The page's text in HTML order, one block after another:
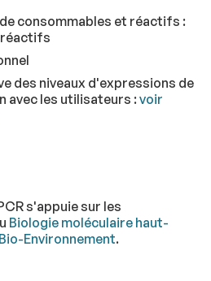
consommables et réactifs :
réactifs
des niveaux d'expressions de
avec les utilisateurs :voir
s'appuie sur les
Biologie moléculaire haut-
Environnement.